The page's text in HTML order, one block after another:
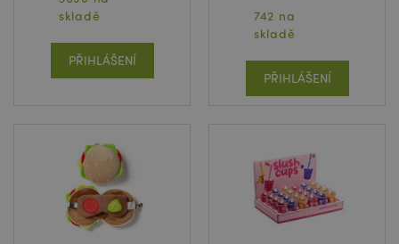
skladě
PŘIHLÁŠENÍ
742 na
skladě
PŘIHLÁŠENÍ